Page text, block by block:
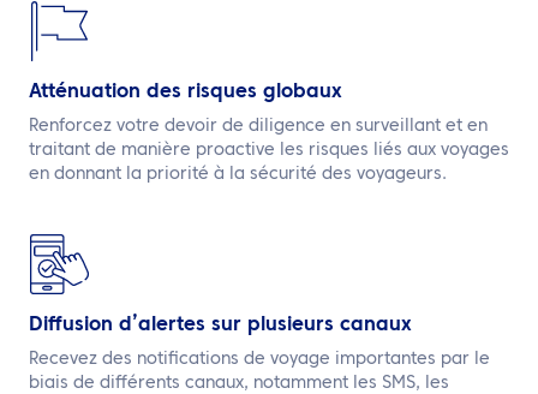
Atténuation des risques globaux
Renforcez votre devoir de diligence en surveillant et en
traitant de manière proactive les risques liés aux voyages
en donnant la priorité à la sécurité des voyageurs.
Diffusion d’alertes sur plusieurs canaux
Recevez des notifications de voyage importantes par le
biais de différents canaux, notamment les SMS, les